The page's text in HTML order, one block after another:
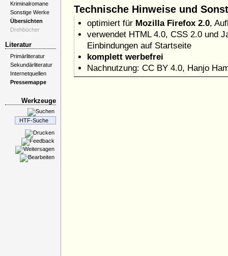
Kriminalromane
Sonstige Werke
Übersichten
Drehbücher
Literatur
Primärliteratur
Sekundärliteratur
Internetquellen
Pressemappe
Werkzeuge
Technische Hinweise und
optimiert für Mozilla Firefox 2.0,
verwendet HTML 4.0, CSS 2.0 und
Einbindungen auf Startseite
komplett werbefrei
Nachnutzung: CC BY 4.0, Hanjo